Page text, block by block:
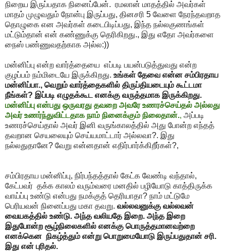
நிறைய இருப்பதாக நினைப்பேன். ரமலான் மாதத்தில் அவர்கள்
மாதம் முழுவதும் நோன்பு இருப்பது, தினசரி 5 வேளை நேரந்தவறாத
தொழுகை என அவர்கள் கடைபிடிப்பது, இந்த நல்லகுணங்கள்
மட்டும்தான் என் கண்ணுக்கு தெரிகிறது., இது எதோ அவர்களை
நைஸ் பண்ணுவதற்காக அல்ல:))
மன்னிப்பு என்ற வார்த்தையை எப்படி பயன்படுத்துவது என்ற
குழப்பம் நம்மிடையே இருக்கிறது. உங்கள் தேவை என்ன சம்பிரதாய
மன்னிப்பா., வெறும் வார்த்தைகளில் திருப்தியடையும் கூட்டமா
நீங்கள்? இப்படி எழுதக்கூட எனக்கு வருத்தமாக இருக்கிறது.
மன்னிப்பு என்பது ஒருவரது தவறை அவரே உணரச்செய்தல் அல்லது
அவர் உணர்ந்துவிட்டதாக நாம் நினைக்கும் நிலைதான்., அப்படி
உணரச்செய்தால் அவர் இனி வருங்காலத்தில் அது போன்ற எந்தத்
தவறான செயலையும் செய்யமாட்டார் அல்லவா?. இது
நல்லதுதானே? வேறு என்னதான் எதிர்பார்க்கிறீர்கள்?,
சம்பிரதாய மன்னிப்பு, நிர்பந்தத்தால் கேட்க வேண்டி வந்தால்,
கேட்பவர் தக்க காலம் வரும்வரை மனதில் பழியோடு காத்திருக்க
வாய்ப்பு உண்டு என்பது நமக்குத் தெரியாதா? நாம் மட்டுமே
பெரியவன் நினைப்பது மகா தவறு. வல்லவனுக்கு வல்லவன்
வையகத்தில் உண்டு. அந்த வலியதே இறை. அந்த இறை
இதுபோன்ற சூழ்நிலைகளில் எனக்கு பொருத்தமானவற்றை
எனக்கென நிகழ்த்தும் என்று பொறுமையோடு இருப்பதுதான் சரி.
இது என் புரிதல்.